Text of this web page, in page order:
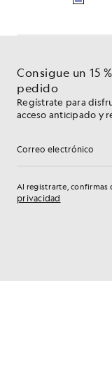
Consigue un 15
pedido
Regístrate para
acceso anticipado y
Dirección de
Al registrarte, confirmas
privacidad